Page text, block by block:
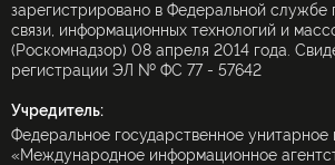
зарегистрировано в Федеральной службе
связи, информационных технологий и
(Роскомнадзор) 08 апреля 2014 года.
регистрации ЭЛ № ФС 77 - 57642
Учредитель:
Федеральное государственное унитарное
«Международное информационное